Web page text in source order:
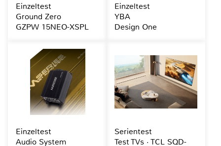
Einzeltest
Ground Zero
GZPW 15NEO-XSPL
Einzeltest
YBA
Design One
Einzeltest
Audio System
Serientest
Test TVs · TCL SQD-